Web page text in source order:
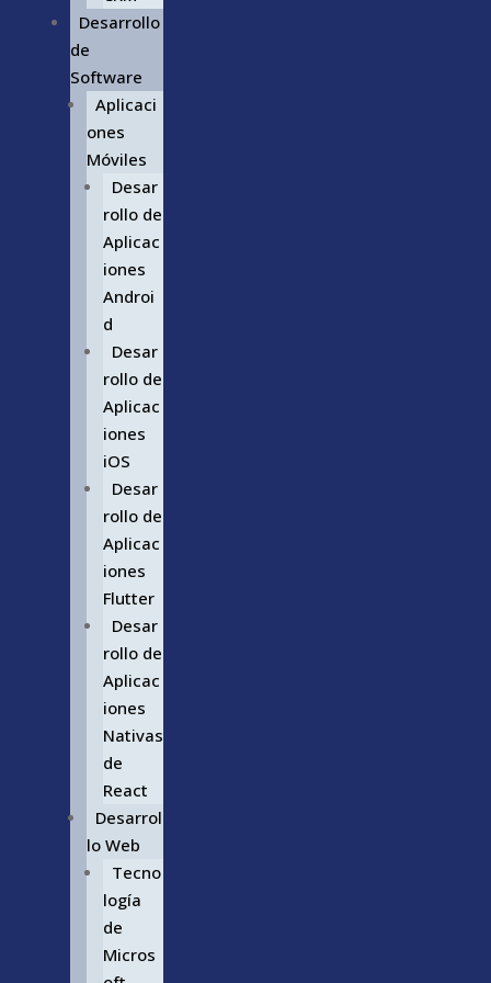
Desarrollo
de
Software
Aplicaci
ones
Móviles
Desar
rollo de
Aplicac
iones
Androi
d
Desar
rollo de
Aplicac
iones
iOS
Desar
rollo de
Aplicac
iones
Flutter
Desar
rollo de
Aplicac
iones
Nativas
de
React
Desarrol
lo Web
Tecno
logía
de
Micros